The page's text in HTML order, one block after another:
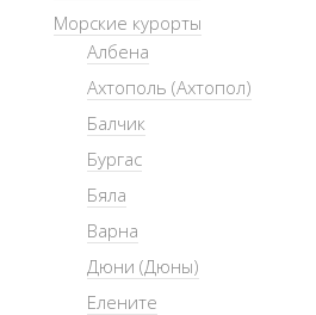
Морские курорты
Албена
Ахтополь (Ахтопол)
Балчик
Бургас
Бяла
Варна
Дюни (Дюны)
Елените